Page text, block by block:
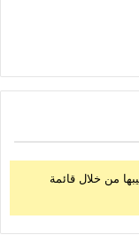
من خلال قائمة